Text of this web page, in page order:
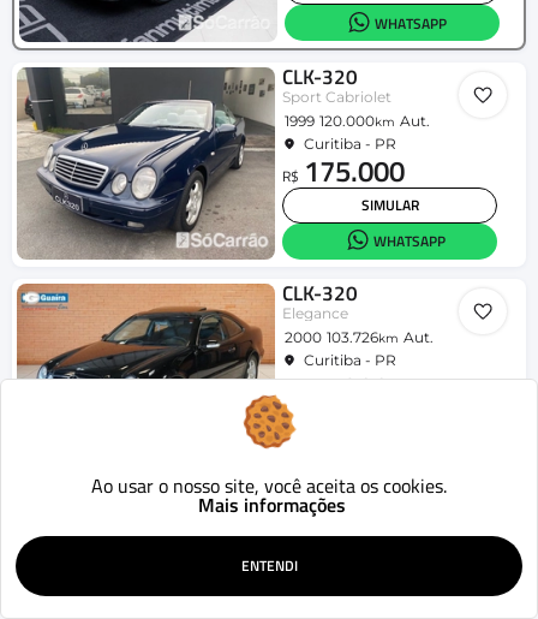
WHATSAPP
CLK-320
Sport Cabriolet
1999 120.000km Aut.
Curitiba - PR
R$ 175.000
SIMULAR
WHATSAPP
CLK-320
Elegance
2000 103.726km Aut.
Curitiba - PR
75.900
Ao usar o nosso site, você aceita os cookies.
Mais informações
ENTENDI